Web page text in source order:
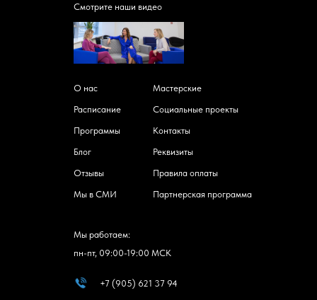
Мы работаем:
пн-пт, 09:00-19:00 МСК
+7 (905) 621 37 94
О нас
Смотрите наши видео
Расписание
Программы
Блог
Мастерские
Контакты
Реквизиты
Правила оплаты
Социальные проекты
Партнерская программа
Отзывы
Мы в СМИ